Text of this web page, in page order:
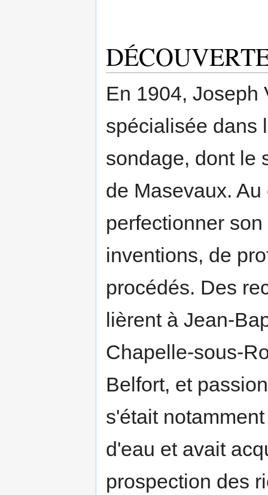
En 1904, Joseph
spécialisée dans
sondage, dont le
de Masevaux.
perfectionner
inventions, de
procédés. Des
lièrent à Jean-
Chapelle-sous-
Belfort, et
s'était
d'eau et avait
prospection des